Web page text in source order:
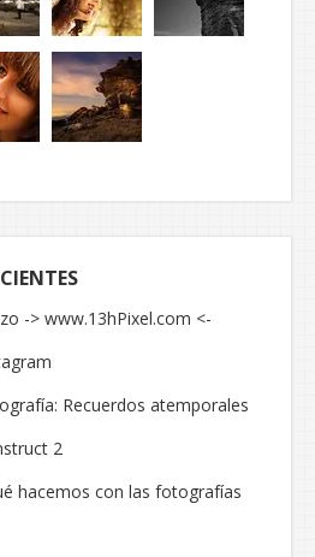
-> www.13hPixel.com <-
Recuerdos atemporales
2
hacemos con las fotografías